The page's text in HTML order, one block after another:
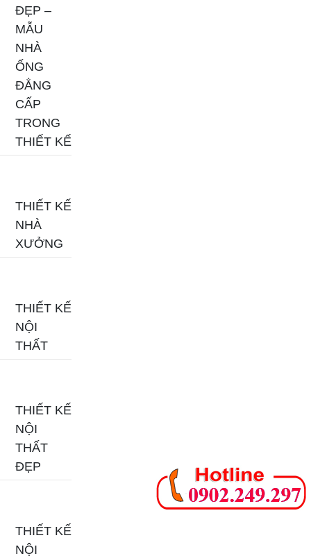
ĐẸP –
MẪU
NHÀ
ỐNG
ĐẲNG
CẤP
TRONG
THIẾT KẾ
THIẾT KẾ
NHÀ
XƯỞNG
THIẾT KẾ
NỘI
THẤT
THIẾT KẾ
NỘI
THẤT
ĐẸP
THIẾT KẾ
NỘI